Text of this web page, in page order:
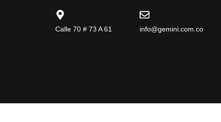
Calle 70 # 73 A 61 info@gemini.com.co